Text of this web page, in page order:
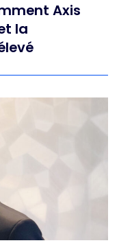
Axis
la